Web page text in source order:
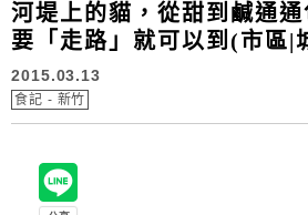
河堤上的貓，從甜到鹹通
要「走路」就可以到(市區|
2015.03.13
食記 - 新竹